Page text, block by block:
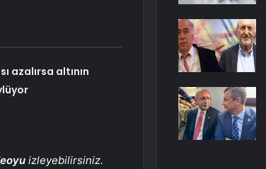
azalırsa altının
izleyebilirsiniz.